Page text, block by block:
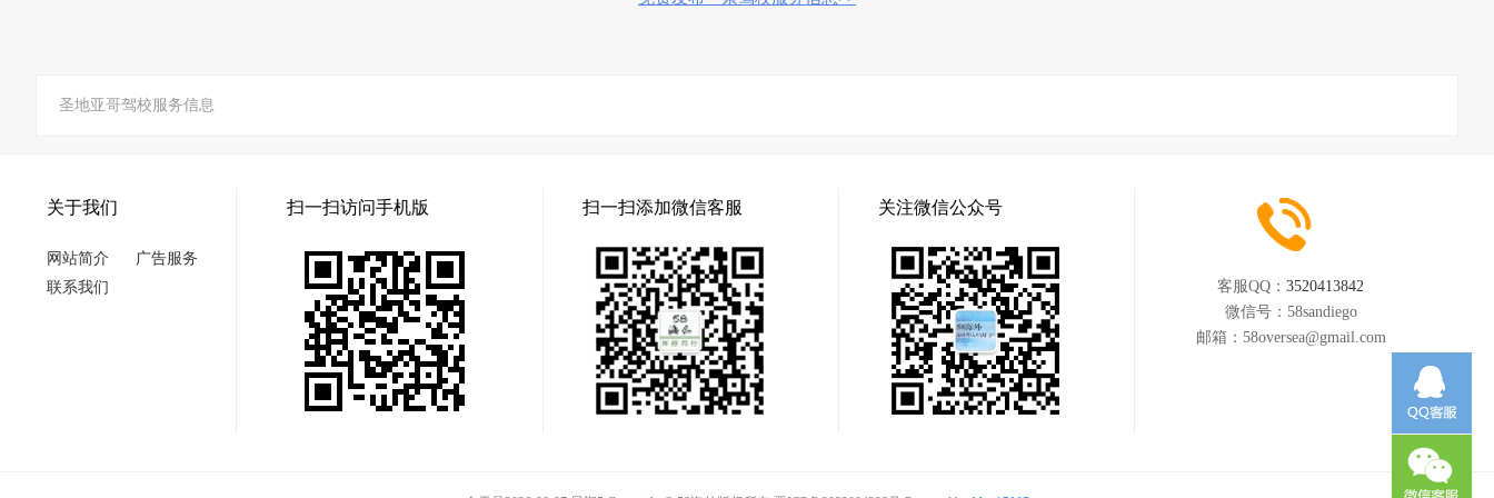
圣地亚哥驾校服务信息
关于我们
网站简介
广告服务
联系我们
扫一扫访问手机版 扫一扫添加微信客服 关注微信公众号
客服QQ： 3520413842
微信号： 58sandiego
邮箱： 58oversea@gmail.com